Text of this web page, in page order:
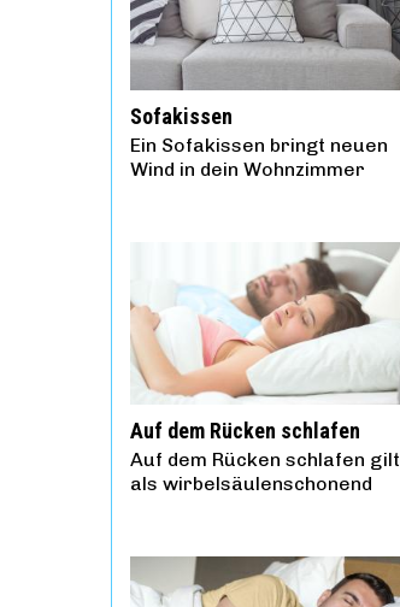
Sofakissen
Ein Sofakissen bringt neuen
Wind in dein Wohnzimmer
Auf dem Rücken schlafen
Auf dem Rücken schlafen gilt
als wirbelsäulenschonend